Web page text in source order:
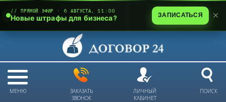
МЕНЮ
ЗАКАЗАТЬ
ЗВОНОК
ЛИЧНЫЙ
КАБИНЕТ
ПОИСК
// ПРЯМОЙ ЭФИР · 6 АВГУСТА, 11:00
Новые штрафы для бизнеса? ЗАПИСАТЬСЯ